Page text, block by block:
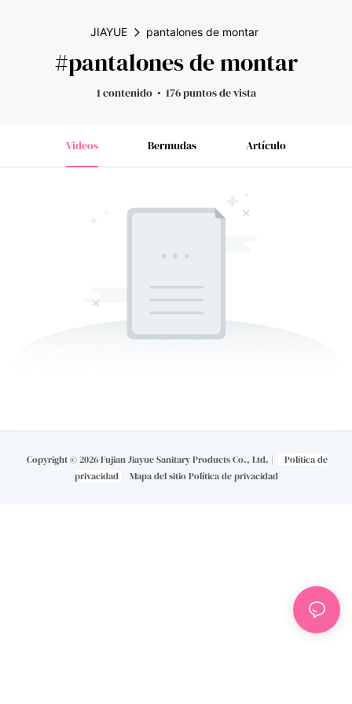
JIAYUE pantalones de montar
#pantalones de montar
1 contenido 176 puntos de vista
Videos Bermudas Artículo
Copyright © 2026 Fujian Jiayue Sanitary Products Co., Ltd. |
Política de
privacidad
Mapa del sitioPolítica de privacidad